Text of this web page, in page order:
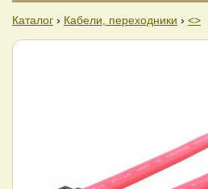
Каталог › Кабели, переходники › <>